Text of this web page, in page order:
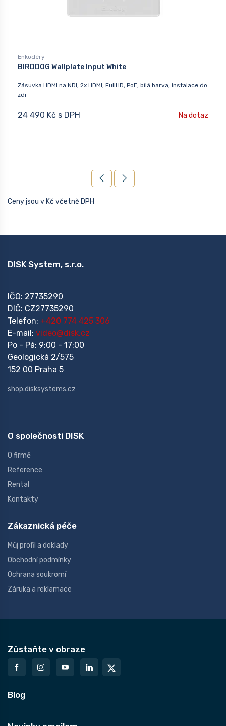
Enkodéry
BIRDDOG Wallplate Input White
Zásuvka HDMI na NDI, 2x HDMI, FullHD, PoE, bílá barva, instalace do
zdi
24 490 Kč s DPH Na dotaz
Ceny jsou v Kč včetně DPH
DISK System, s.r.o.
IČO: 27735290
DIČ: CZ27735290
Telefon: +420 774 425 306
E-mail: video@disk.cz
Po - Pá: 9:00 - 17:00
Geologická 2/575
152 00 Praha 5
shop.disksystems.cz
O společnosti DISK
O firmě
Reference
Rental
Kontakty
Zákaznická péče
Můj profil a doklady
Obchodní podmínky
Ochrana soukromí
Záruka a reklamace
Zůstaňte v obraze
Blog